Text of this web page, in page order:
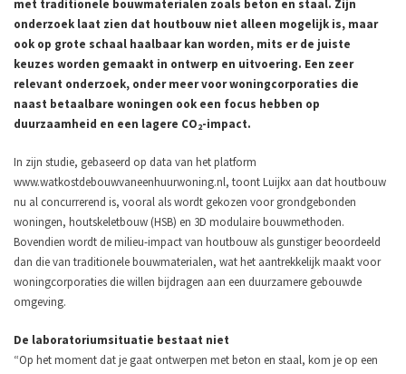
met traditionele bouwmaterialen zoals beton en staal. Zijn
onderzoek laat zien dat houtbouw niet alleen mogelijk is, maar
ook op grote schaal haalbaar kan worden, mits er de juiste
keuzes worden gemaakt in ontwerp en uitvoering. Een zeer
relevant onderzoek, onder meer voor woningcorporaties die
naast betaalbare woningen ook een focus hebben op
duurzaamheid en een lagere CO2-impact.
In zijn studie, gebaseerd op data van het platform
www.watkostdebouwvaneenhuurwoning.nl, toont Luijkx aan dat houtbouw
nu al concurrerend is, vooral als wordt gekozen voor grondgebonden
woningen, houtskeletbouw (HSB) en 3D modulaire bouwmethoden.
Bovendien wordt de milieu-impact van houtbouw als gunstiger beoordeeld
dan die van traditionele bouwmaterialen, wat het aantrekkelijk maakt voor
woningcorporaties die willen bijdragen aan een duurzamere gebouwde
omgeving.
De laboratoriumsituatie bestaat niet
“Op het moment dat je gaat ontwerpen met beton en staal, kom je op een